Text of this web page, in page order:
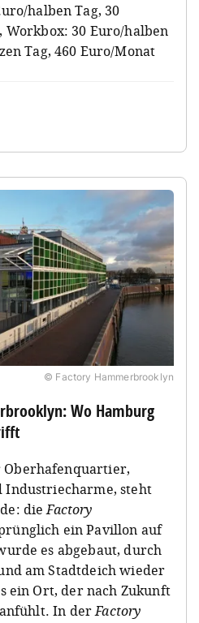
halben Tag, 30
Workbox: 30 Euro/halben
Tag, 460 Euro/Monat
© Factory Hammerbrooklyn
Wo Hamburg
Industriecharme, steht
dieFactory
ein Pavillon auf
es abgebaut, durch
am Stadtdeich wieder
ein Ort, der nach Zukunft
anfühlt. In derFactory